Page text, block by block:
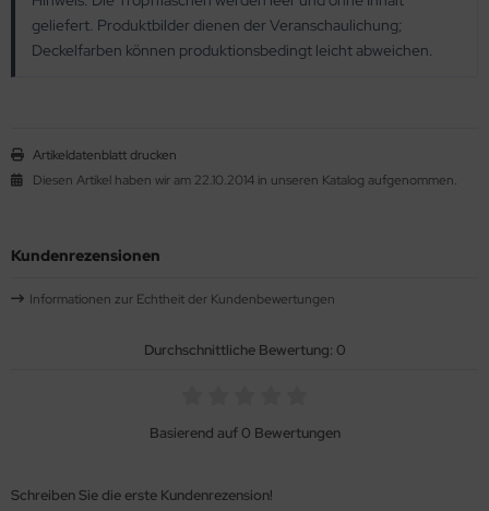
geliefert. Produktbilder dienen der Veranschaulichung;
Deckelfarben können produktionsbedingt leicht abweichen.
Artikeldatenblatt drucken
Diesen Artikel haben wir am 22.10.2014 in unseren Katalog aufgenommen.
Kundenrezensionen
Informationen zur Echtheit der Kundenbewertungen
Durchschnittliche Bewertung: 0
Basierend auf 0 Bewertungen
Schreiben Sie die erste Kundenrezension!